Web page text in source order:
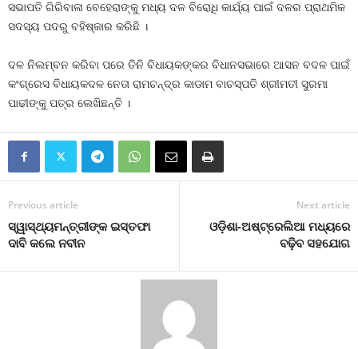
ସଭାପତି ଗିରିବାଳା ବେହେରାଙ୍କୁ ମଧ୍ୟ ଦଳ ବିରୋଧି କାର୍ଯ୍ୟ ପାଇଁ ଦଳର ପ୍ରାଥମିକ
ସଦସ୍ୟ ପଦରୁ ବହିଷ୍କାର କରିଛି ।
ଦଳ ନିଲମ୍ବନ କରିବା ପରେ ତିନି ବିଧାୟକଙ୍କର ବିଧାନସଭାରେ ଆସନ ବଦଳ ପାଇଁ
କଂଗ୍ରେସ ବିଧାୟକଦଳ ନେତା ରାମଚନ୍ଦ୍ର କାଡାମ ବାଚସ୍ପତି ଶ୍ରୀମତୀ ସୁରମା
ପାଢୀଙ୍କୁ ପତ୍ର ଲେଖିଛନ୍ତି ।
Previous article
ସ୍ୱାସ୍ଥ୍ୟମନ୍ତ୍ରୀଙ୍କ ଇସ୍ତଫା
ଦାବି କଲେ ନବୀନ
Next article
ଓଡ଼ିଶା-ଅଷ୍ଟ୍ରେଲିଆ ମଧ୍ୟରେ
ବଢ଼ିବ ସହଯୋଗ